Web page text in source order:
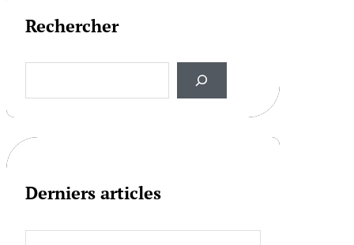
Rechercher
a
h
Derniers articles